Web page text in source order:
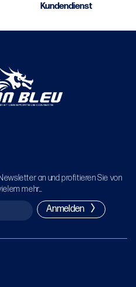
Kundendienst
an und profitieren Sie von
mehr...
Anmelden